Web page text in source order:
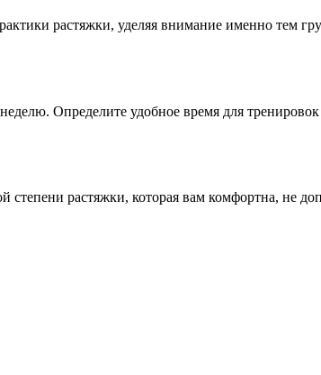
растяжки, уделяя внимание именно тем
Определите удобное время для
растяжки, которая вам комфортна, не